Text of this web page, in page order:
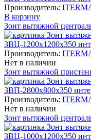
Производитель:
В корзину
Зонт вытяжной
Производитель:
Нет в наличии
Зонт вытяжной
Производитель:
Нет в наличии
Зонт вытяжной